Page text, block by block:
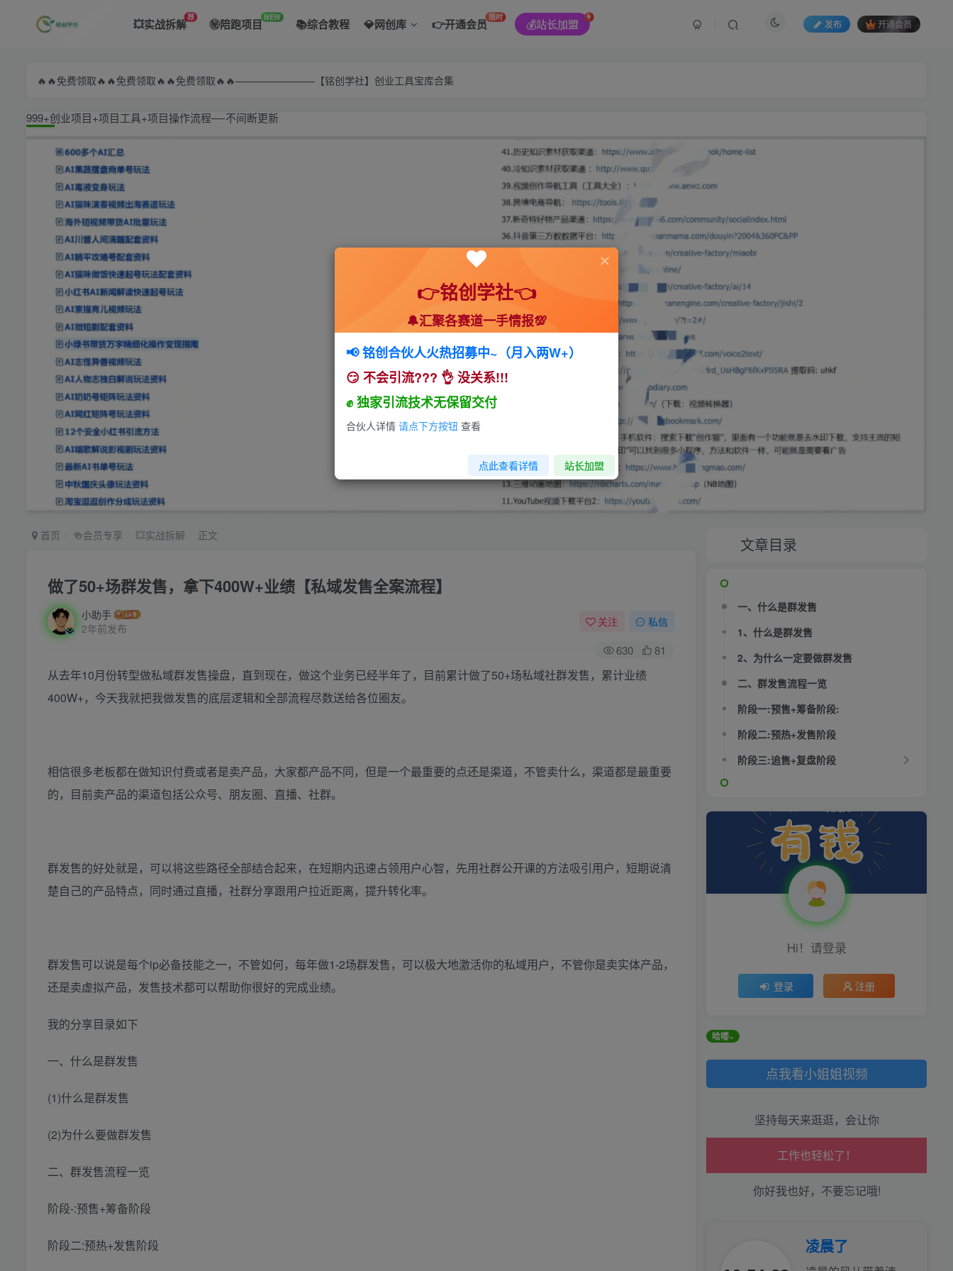
💥实战拆解荐 ㊙️陪跑项目NEW 📚综合教程 💎网创库 👉开通会员限时 💰站长加盟 发布 开通会员
🔥🔥免费领取🔥🔥免费领取🔥🔥免费领取🔥🔥————————【铭创学社】创业工具宝库合集
999+创业项目+项目工具+项目操作流程—-不间断更新
首页 🍻会员专享 💥实战拆解 正文
做了50+场群发售，拿下400W+业绩【私域发售全案流程】
小助手
2年前发布
关注 私信
630 81
从去年10月份转型做私域群发售操盘，直到现在，做这个业务已经半年了，目前累计做了50+场私域社群发售，累计业绩
400W+，今天我就把我做发售的底层逻辑和全部流程尽数送给各位圈友。
相信很多老板都在做知识付费或者是卖产品，大家都产品不同，但是一个最重要的点还是渠道，不管卖什么，渠道都是最重要
的，目前卖产品的渠道包括公众号、朋友圈、直播、社群。
群发售的好处就是，可以将这些路径全部结合起来，在短期内迅速占领用户心智，先用社群公开课的方法吸引用户，短期说清
楚自己的产品特点，同时通过直播，社群分享跟用户拉近距离，提升转化率。
群发售可以说是每个ip必备技能之一，不管如何，每年做1-2场群发售，可以极大地激活你的私域用户，不管你是卖实体产品，
还是卖虚拟产品，发售技术都可以帮助你很好的完成业绩。
我的分享目录如下
一、什么是群发售
(1)什么是群发售
(2)为什么要做群发售
二、群发售流程一览
阶段-:预售+筹备阶段
阶段二:预热+发售阶段
文章目录
一、什么是群发售
1、什么是群发售
2、为什么一定要做群发售
二、群发售流程一览
阶段一:预售+筹备阶段:
阶段二:预热+发售阶段
阶段三:追售+复盘阶段
Hi！请登录
登录 注册
哈喽~全站积分可通过签到和每日任务获取，可别错过
点我看小姐姐视频
坚持每天来逛逛，会让你
走路也有劲了！
腿也不痛了！
腰也不酸了！
工作也轻松了！
你好我也好，不要忘记哦!
凌晨了
👉铭创学社👈
🔔汇聚各赛道一手情报💯
📢 铭创合伙人火热招募中~（月入两W+）
😏 不会引流??? 👌 没关系!!!
✊ 独家引流技术无保留交付
合伙人详情 请点下方按钮 查看
点此查看详情 站长加盟